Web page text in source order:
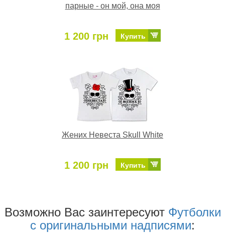
парные - он мой, она моя
1 200 грн Купить
Жених Невеста Skull White
1 200 грн Купить
Возможно Ваc заинтересуют Футболки
с оригинальными надписями: